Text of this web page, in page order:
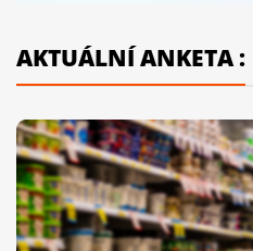
AKTUÁLNÍ ANKETA :